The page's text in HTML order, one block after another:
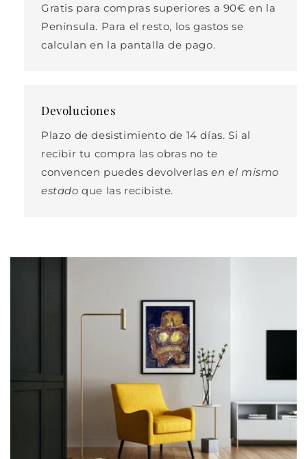
Gratis para compras superiores a 90€ en la
Península. Para el resto, los gastos se
calculan en la pantalla de pago.
Devoluciones
Plazo de desistimiento de 14 días. Si al
recibir tu compra las obras no te
convencen puedes devolverlasen el mismo
estado que las recibiste.